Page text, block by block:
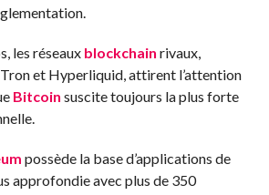
les réseaux blockchain rivaux,
et Hyperliquid, attirent l’attention
Bitcoin suscite toujours la plus forte
possède la base d’applications de
approfondie avec plus de 350